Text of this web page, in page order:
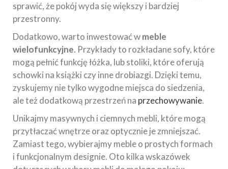
sprawić, że pokój wyda się większy i bardziej
przestronny.
Dodatkowo, warto inwestować wmeble
wielofunkcyjne. Przykłady to rozkładane sofy, które
mogą pełnić funkcję łóżka, lub stoliki, które oferują
schowki na książki czy inne drobiazgi. Dzięki temu,
zyskujemy nie tylko wygodne miejsca do siedzenia,
ale też dodatkową przestrzeń na przechowywanie.
Unikajmy masywnych i ciemnych mebli, które mogą
przytłaczać wnętrze oraz optycznie je zmniejszać.
Zamiast tego, wybierajmy meble o prostych formach
i funkcjonalnym designie. Oto kilka wskazówek